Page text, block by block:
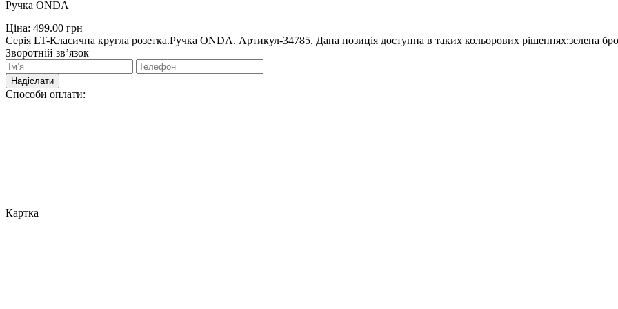
Ручка ONDA
Ціна: 499.00 грн
Серія LT-Класична кругла розетка.Ручка ONDA. Артикул-34785. Дана позиція доступна в таких кольорових рішеннях:зелена
Зворотній зв’язок
Надіслати
Способи оплати:
Картка